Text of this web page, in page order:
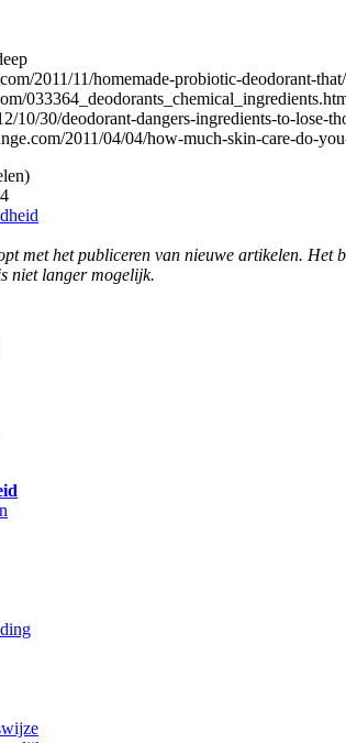
2011/11/homemade-probiotic-deodorant-that/
10/30/deodorant-dangers-ingredients-to-lose-
2011/04/04/how-much-skin-care-do-
met het publiceren van nieuwe artikelen.
niet langer mogelijk.